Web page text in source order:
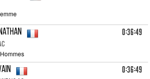
0:36:49
0:36:49